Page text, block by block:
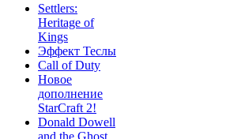
Settlers:
Heritage of
Kings
Эффект Теслы
Call of Duty
Новое
дополнение
StarCraft 2!
Donald Dowell
and the Ghost